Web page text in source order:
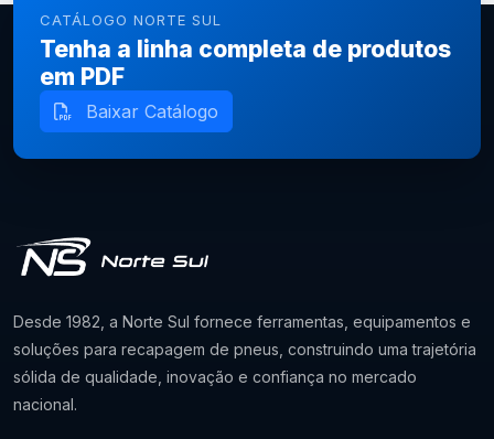
CATÁLOGO NORTE SUL
Tenha a linha completa de produtos
em PDF
Baixar Catálogo
Desde 1982, a Norte Sul fornece ferramentas, equipamentos e
soluções para recapagem de pneus, construindo uma trajetória
sólida de qualidade, inovação e confiança no mercado
nacional.